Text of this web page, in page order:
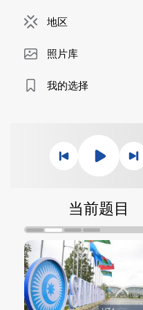
地区
照片库
我的选择
当前题目